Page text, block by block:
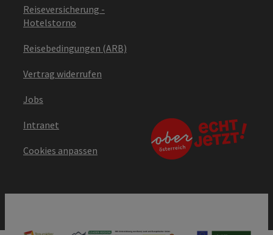
Reiseversicherung -
Hotelstorno
Reisebedingungen (ARB)
Vertrag widerrufen
Jobs
Intranet
Cookies anpassen